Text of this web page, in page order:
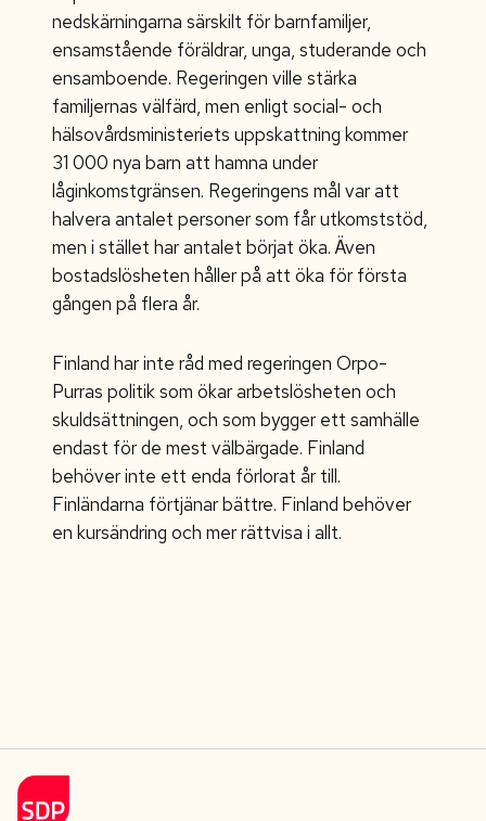
nedskärningarna särskilt för barnfamiljer,
ensamstående föräldrar, unga, studerande och
ensamboende. Regeringen ville stärka
familjernas välfärd, men enligt social- och
hälsovårdsministeriets uppskattning kommer
31 000 nya barn att hamna under
låginkomstgränsen. Regeringens mål var att
halvera antalet personer som får utkomststöd,
men i stället har antalet börjat öka. Även
bostadslösheten håller på att öka för första
gången på flera år.
Finland har inte råd med regeringen Orpo-
Purras politik som ökar arbetslösheten och
skuldsättningen, och som bygger ett samhälle
endast för de mest välbärgade. Finland
behöver inte ett enda förlorat år till.
Finländarna förtjänar bättre. Finland behöver
en kursändring och mer rättvisa i allt.